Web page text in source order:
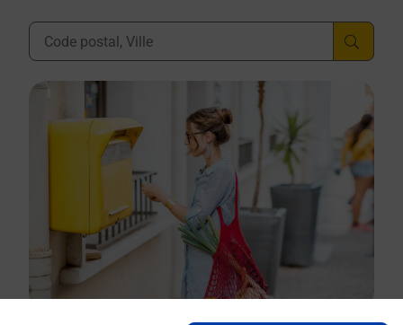
Ville, Département, Code Postal